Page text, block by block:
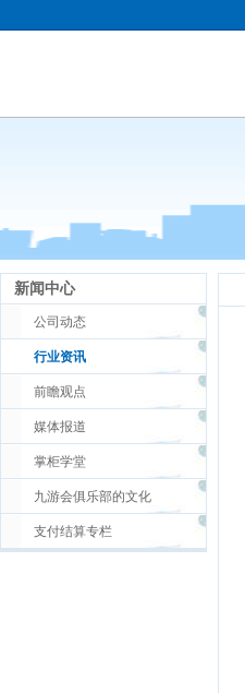
新闻中心
公司动态
行业资讯
前瞻观点
媒体报道
掌柜学堂
九游会俱乐部的文化
支付结算专栏